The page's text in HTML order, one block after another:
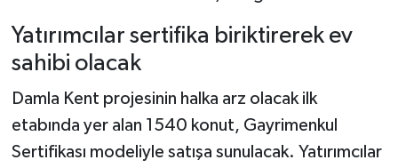
Yatırımcılar sertifika biriktirerek ev
sahibi olacak
Damla Kent projesinin halka arz olacak ilk
etabında yer alan 1540 konut, Gayrimenkul
Sertifikası modeliyle satışa sunulacak. Yatırımcılar